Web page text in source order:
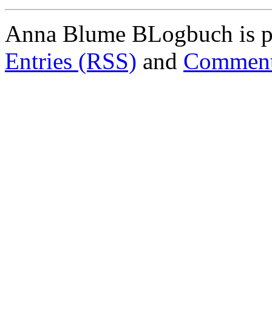
Anna Blume BLogbuch is
Entries (RSS) and